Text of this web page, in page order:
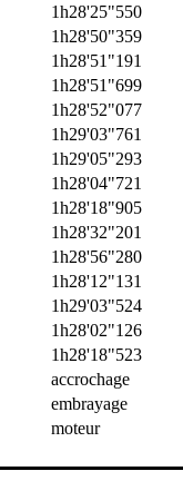
1h28'25"550
1h28'50"359
1h28'51"191
1h28'51"699
1h28'52"077
1h29'03"761
1h29'05"293
1h28'04"721
1h28'18"905
1h28'32"201
1h28'56"280
1h28'12"131
1h29'03"524
1h28'02"126
1h28'18"523
accrochage
embrayage
moteur